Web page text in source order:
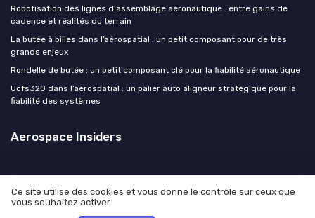
Robotisation des lignes d'assemblage aéronautique : entre gains de
cadence et réalités du terrain
La butée à billes dans l’aérospatial : un petit composant pour de très
grands enjeux
Rondelle de butée : un petit composant clé pour la fiabilité aéronautique
Ucfs320 dans l’aérospatial : un palier auto aligneur stratégique pour la
fiabilité des systèmes
Aerospace Insiders
Mentions légales
Ce site utilise des cookies et vous donne le contrôle sur ceux que
vous souhaitez activer